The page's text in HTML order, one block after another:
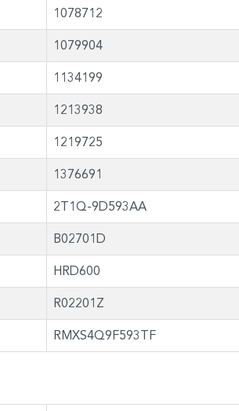
1078712
1079904
1134199
1213938
1219725
1376691
2T1Q-9D593AA
B02701D
HRD600
R02201Z
RMXS4Q9F593TF